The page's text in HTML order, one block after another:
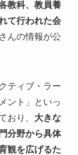
教科、教員養
て行われた会
んの情報が公
ティブ・ラー
ント」といっ
おり、 大きな
分野から具体
観を広げるた